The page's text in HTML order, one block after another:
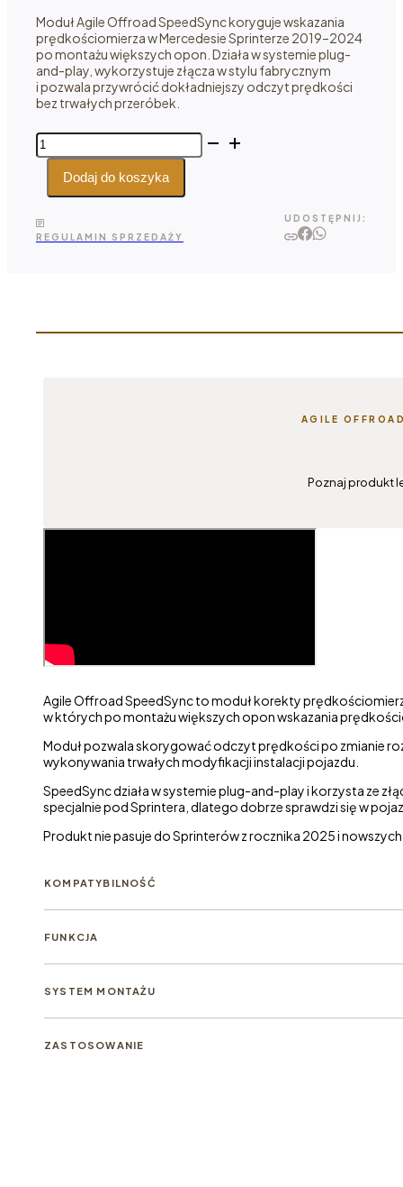
Moduł Agile Offroad SpeedSync koryguje wskazania
prędkościomierza w Mercedesie Sprinterze 2019–2024
po montażu większych opon. Działa w systemie plug-
and-play, wykorzystuje złącza w stylu fabrycznym
i pozwala przywrócić dokładniejszy odczyt prędkości
bez trwałych przeróbek.
ilość
Agile
Offroad
SpeedSync
-
moduł
2024
Dodaj do koszyka
REGULAMIN SPRZEDAŻY
UDOSTĘPNIJ:
AGILE
Poznaj produkt
Agile Offroad SpeedSync to moduł korekty
w których po montażu większych opon wskazania
Moduł pozwala skorygować odczyt prędkości po zmianie
wykonywania trwałych modyfikacji instalacji pojazdu.
SpeedSync działa w systemie plug-and-play i korzysta ze
specjalnie pod Sprintera, dlatego dobrze sprawdzi się w
Produkt nie pasuje do Sprinterów z rocznika 2025 i
KOMPATYBILNOŚĆ
FUNKCJA
SYSTEM MONTAŻU
ZASTOSOWANIE